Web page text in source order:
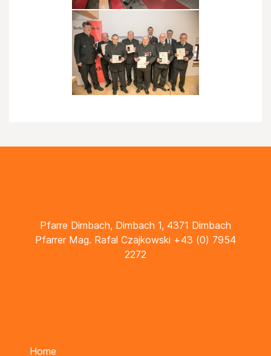
Pfarre Dimbach, Dimbach 1, 4371 Dimbach
Pfarrer Mag. Rafal Czajkowski +43 (0) 7954
2272
Home